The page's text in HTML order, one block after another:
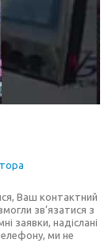
Ваш контактний
зв’язатися з
заявки, надіслані
ми не